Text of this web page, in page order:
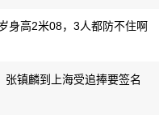
身高2米08，3人都防不住啊
镇麟到上海受追捧要签名